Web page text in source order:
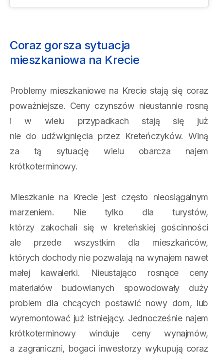
Coraz gorsza sytuacja
mieszkaniowa na Krecie
Problemy mieszkaniowe na Krecie stają się coraz
poważniejsze. Ceny czynszów nieustannie rosną
i w wielu przypadkach stają się już
nie do udźwignięcia przez Kreteńczyków. Winą
za tą sytuację wielu obarcza najem
krótkoterminowy.
Mieszkanie na Krecie jest często nieosiągalnym
marzeniem. Nie tylko dla turystów,
którzy zakochali się w kreteńskiej gościnności
ale przede wszystkim dla mieszkańców,
których dochody nie pozwalają na wynajem nawet
małej kawalerki. Nieustająco rosnące ceny
materiałów budowlanych spowodowały duży
problem dla chcących postawić nowy dom, lub
wyremontować już istniejący. Jednocześnie najem
krótkoterminowy winduje ceny wynajmów,
a zagraniczni, bogaci inwestorzy wykupują coraz